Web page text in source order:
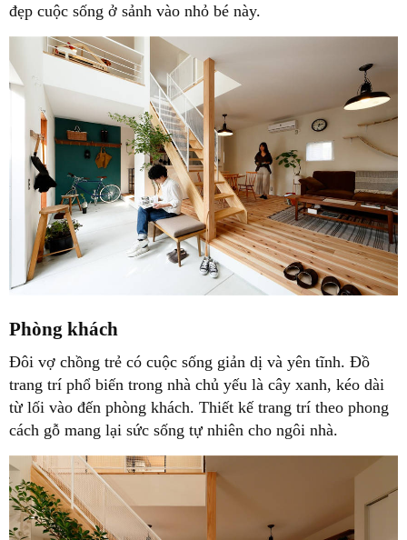
đẹp cuộc sống ở sảnh vào nhỏ bé này.
Phòng khách
Đôi vợ chồng trẻ có cuộc sống giản dị và yên tĩnh. Đồ
trang trí phổ biến trong nhà chủ yếu là cây xanh, kéo dài
từ lối vào đến phòng khách. Thiết kế trang trí theo phong
cách gỗ mang lại sức sống tự nhiên cho ngôi nhà.